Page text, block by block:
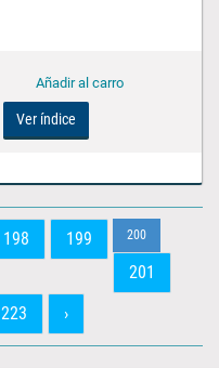
Ver índice
198 199 200
201
223 ›